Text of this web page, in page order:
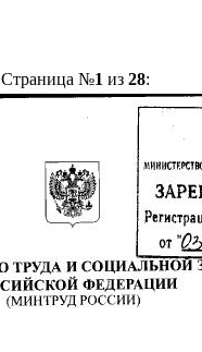
Страница №1 из 28: